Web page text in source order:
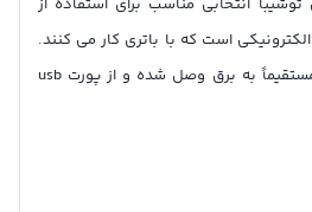
قلمی توشیبا انتخابی مناسب برای استفاده از
است که با باتری کار می کنند.
شارژر همراه در بسته‌بندی مستقیماً به برق وصل شده و از پورت usb